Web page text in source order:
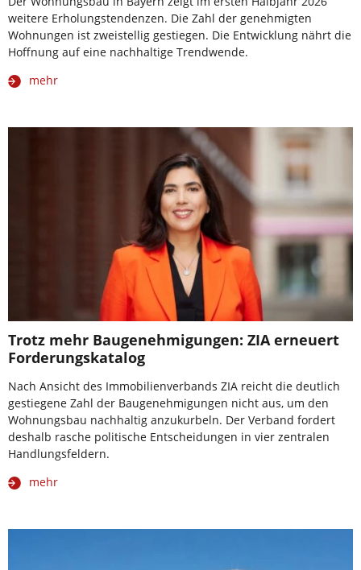
weitere Erholungstendenzen. Die Zahl der genehmigten
Wohnungen ist zweistellig gestiegen. Die Entwicklung nährt die
Hoffnung auf eine nachhaltige Trendwende.
mehr
Trotz mehr Baugenehmigungen: ZIA erneuert
Forderungskatalog
Nach Ansicht des Immobilienverbands ZIA reicht die deutlich
gestiegene Zahl der Baugenehmigungen nicht aus, um den
Wohnungsbau nachhaltig anzukurbeln. Der Verband fordert
deshalb rasche politische Entscheidungen in vier zentralen
Handlungsfeldern.
mehr